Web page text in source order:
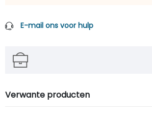
E-mail ons voor hulp
Verwante producten